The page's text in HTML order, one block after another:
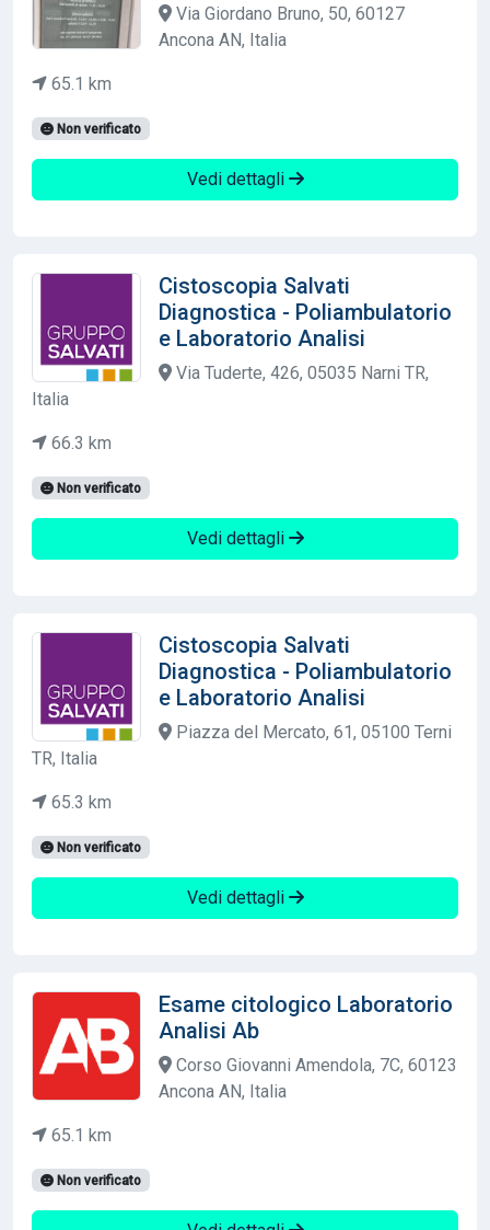
Via Giordano Bruno, 50, 60127
Ancona AN, Italia
65.1 km
Non verificato
Vedi dettagli
Cistoscopia Salvati
Diagnostica - Poliambulatorio
e Laboratorio Analisi
Via Tuderte, 426, 05035 Narni TR,
Italia
66.3 km
Non verificato
Vedi dettagli
Cistoscopia Salvati
Diagnostica - Poliambulatorio
e Laboratorio Analisi
Piazza del Mercato, 61, 05100 Terni
TR, Italia
65.3 km
Non verificato
Vedi dettagli
Esame citologico Laboratorio
Analisi Ab
Corso Giovanni Amendola, 7C, 60123
Ancona AN, Italia
65.1 km
Non verificato